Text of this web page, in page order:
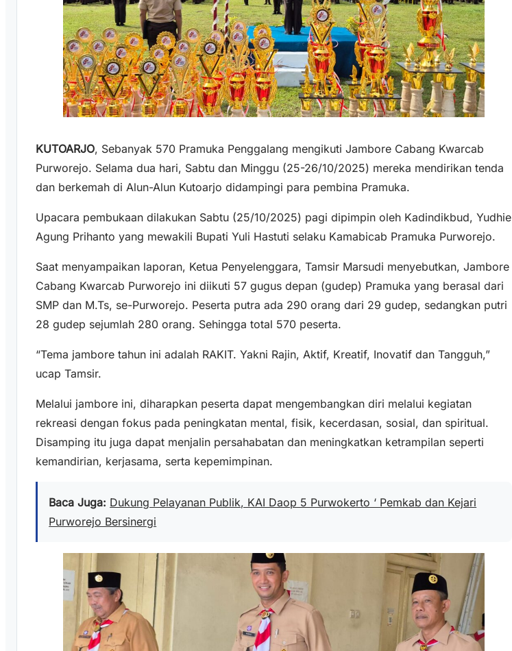
KUTOARJO, Sebanyak 570 Pramuka Penggalang mengikuti Jambore Cabang Kwarcab
Purworejo. Selama dua hari, Sabtu dan Minggu (25-26/10/2025) mereka mendirikan tenda
dan berkemah di Alun-Alun Kutoarjo didampingi para pembina Pramuka.
Upacara pembukaan dilakukan Sabtu (25/10/2025) pagi dipimpin oleh Kadindikbud, Yudhie
Agung Prihanto yang mewakili Bupati Yuli Hastuti selaku Kamabicab Pramuka Purworejo.
Saat menyampaikan laporan, Ketua Penyelenggara, Tamsir Marsudi menyebutkan, Jambore
Cabang Kwarcab Purworejo ini diikuti 57 gugus depan (gudep) Pramuka yang berasal dari
SMP dan M.Ts, se-Purworejo. Peserta putra ada 290 orang dari 29 gudep, sedangkan putri
28 gudep sejumlah 280 orang. Sehingga total 570 peserta.
“Tema jambore tahun ini adalah RAKIT. Yakni Rajin, Aktif, Kreatif, Inovatif dan Tangguh,”
ucap Tamsir.
Melalui jambore ini, diharapkan peserta dapat mengembangkan diri melalui kegiatan
rekreasi dengan fokus pada peningkatan mental, fisik, kecerdasan, sosial, dan spiritual.
Disamping itu juga dapat menjalin persahabatan dan meningkatkan ketrampilan seperti
kemandirian, kerjasama, serta kepemimpinan.
Baca Juga: Dukung Pelayanan Publik, KAI Daop 5 Purwokerto ‘ Pemkab dan Kejari
Purworejo Bersinergi